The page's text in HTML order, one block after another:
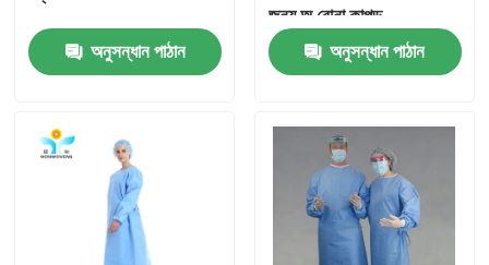
পণ্য
আমাদের সম্পর্কে
অনুসন্ধান পাঠান
জন্য অ বোনা কাপড়
অনুসন্ধান পাঠান